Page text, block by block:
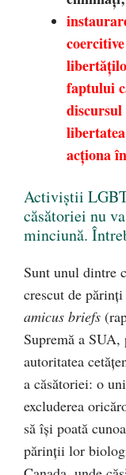
faptului
acționa
Activiștii
căsătoriei nu
minciună.
Sunt unul dintre
crescut de
amicus briefs
Supremă a
autoritatea
a căsătoriei: o
excluderea
să își poată
părinții lor